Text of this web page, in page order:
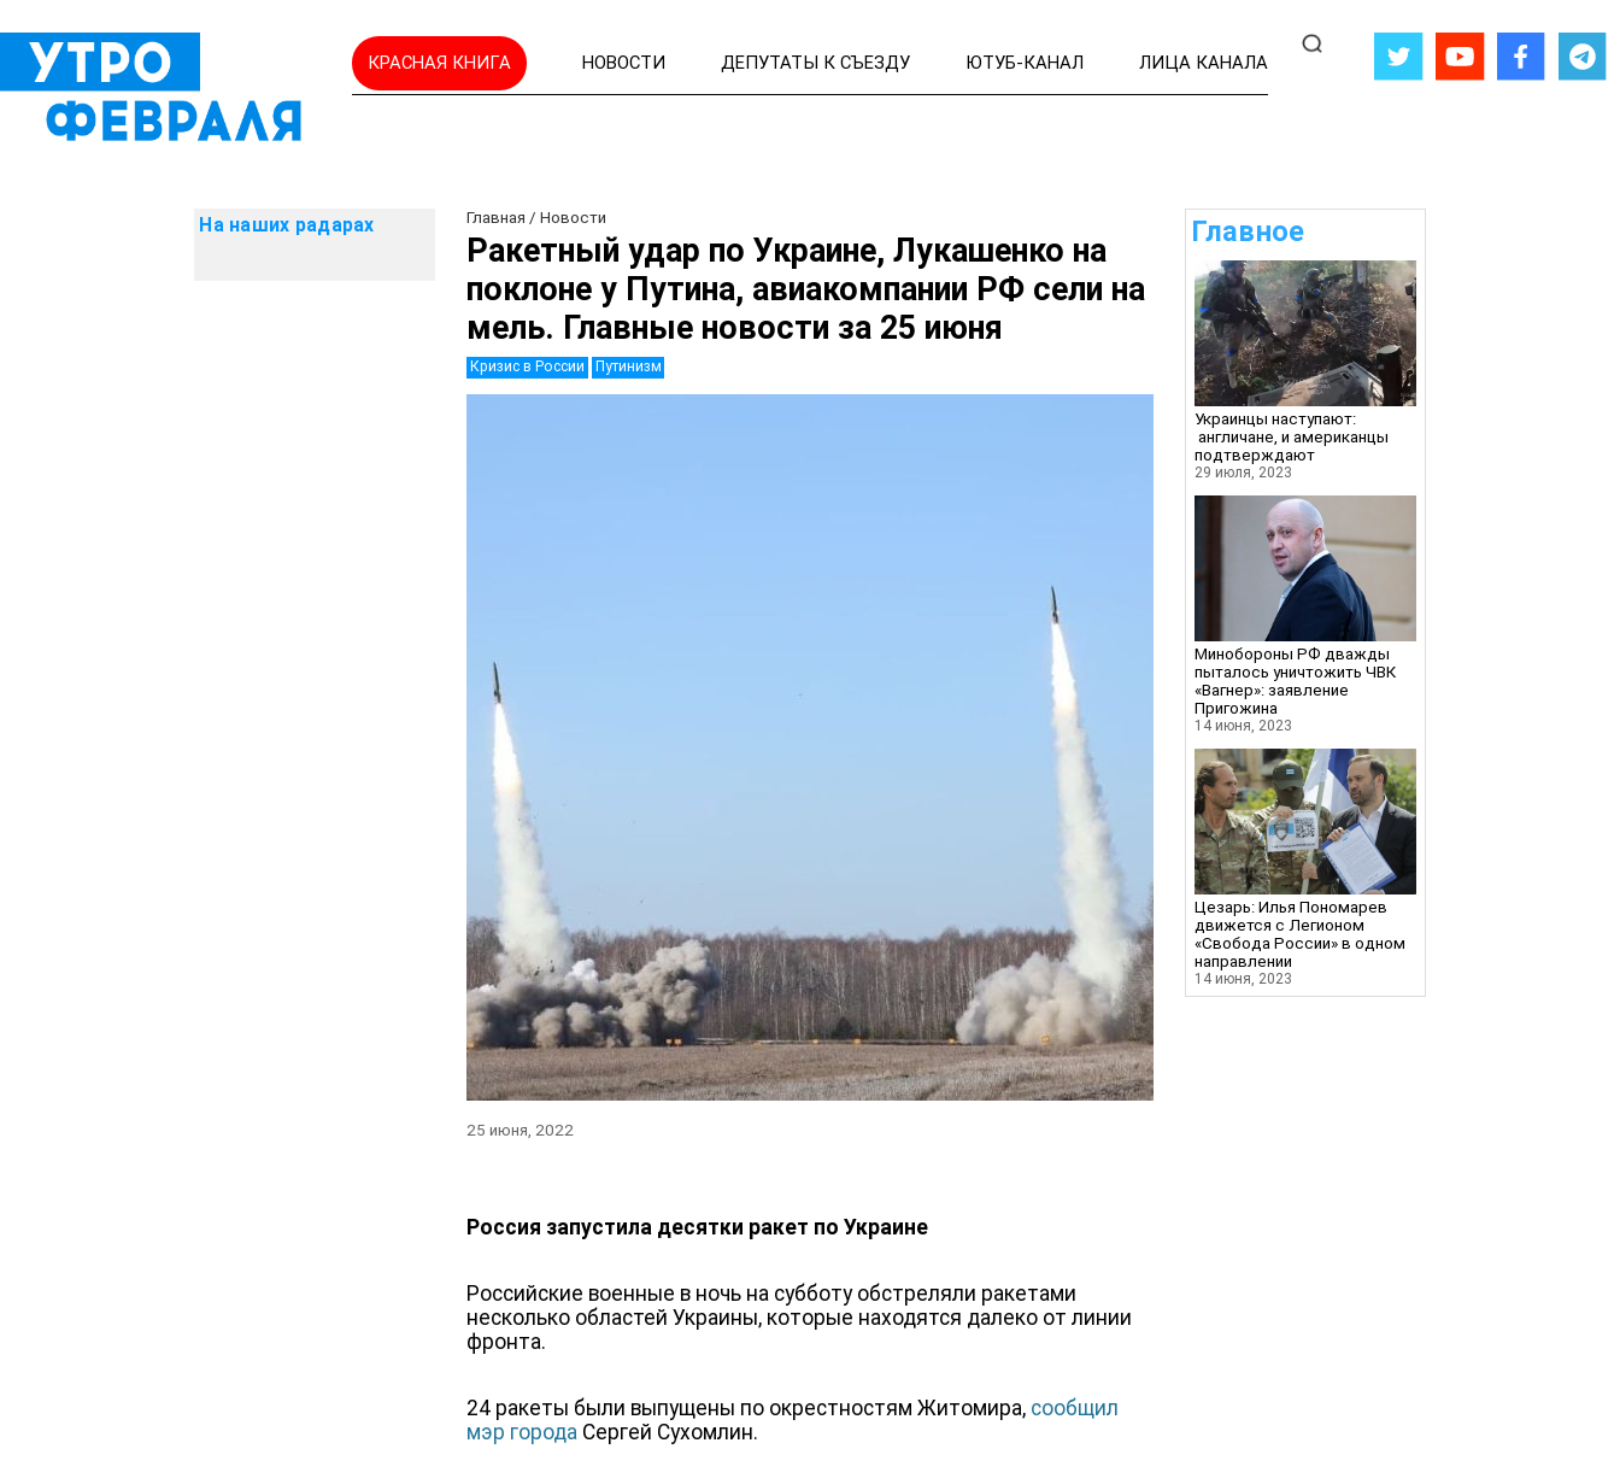
КРАСНАЯ КНИГА НОВОСТИ ДЕПУТАТЫ К СЪЕЗДУ ЮТУБ-КАНАЛ ЛИЦА КАНАЛА
На наших радарах Главная /Новости
Ракетный удар по Украине, Лукашенко на
поклоне у Путина, авиакомпании РФ сели на
мель. Главные новости за 25 июня
Кризис в России Путинизм
25 июня, 2022
Россия запустила десятки ракет по Украине
Российские военные в ночь на субботу обстреляли ракетами
несколько областей Украины, которые находятся далеко от линии
фронта.
24 ракеты были выпущены по окрестностям Житомира, сообщил
мэр города Сергей Сухомлин.
Главное
Украинцы наступают:
англичане, и американцы
подтверждают
29 июля, 2023
Минобороны РФ дважды
пыталось уничтожить ЧВК
«Вагнер»: заявление
Пригожина
14 июня, 2023
Цезарь: Илья Пономарев
движется с Легионом
«Свобода России» в одном
направлении
14 июня, 2023